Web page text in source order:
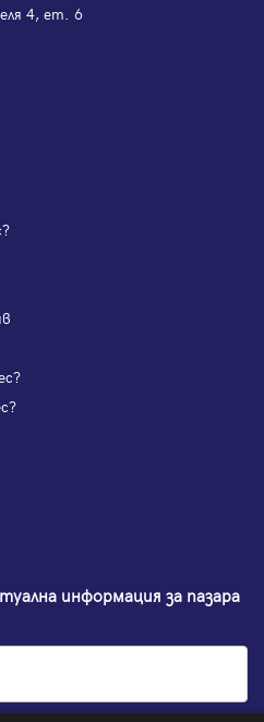
4, ет. 6
информация за пазара